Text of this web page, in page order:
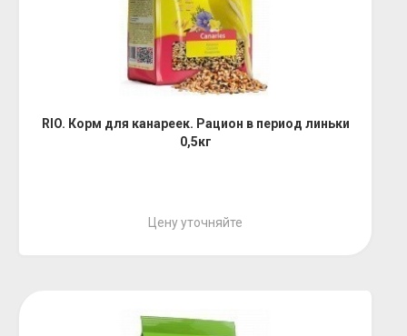
RIO. Корм для канареек. Рацион в период линьки
0,5кг
Цену уточняйте